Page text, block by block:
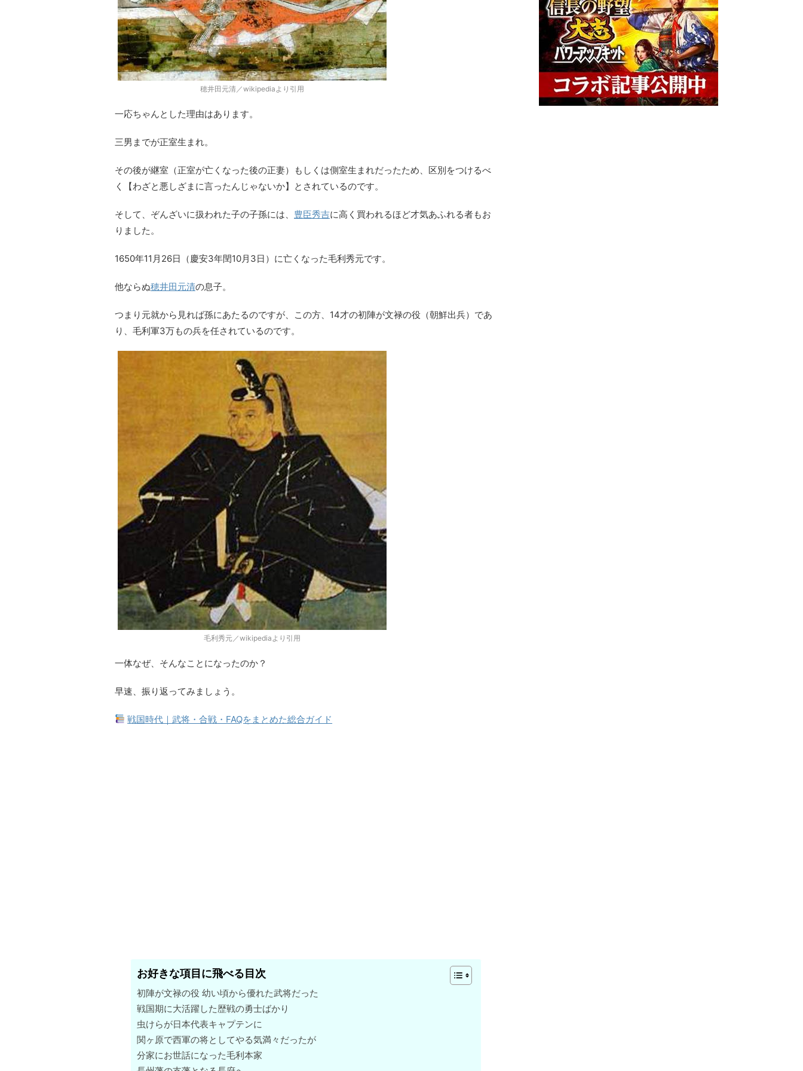
穂井田元清／wikipediaより引用
一応ちゃんとした理由はあります。
三男までが正室生まれ。
その後が継室（正室が亡くなった後の正妻）もしくは側室生まれだったため、区別をつけるべ
く【わざと悪しざまに言ったんじゃないか】とされているのです。
そして、ぞんざいに扱われた子の子孫には、 豊臣秀吉に高く買われるほど才気あふれる者もお
りました。
1650年11月26日（慶安3年閏10月3日）に亡くなった毛利秀元です。
他ならぬ穂井田元清の息子。
つまり元就から見れば孫にあたるのですが、この方、14才の初陣が文禄の役（朝鮮出兵）であ
り、毛利軍3万もの兵を任されているのです。
毛利秀元／wikipediaより引用
一体なぜ、そんなことになったのか？
早速、振り返ってみましょう。
戦国時代｜武将・合戦・FAQをまとめた総合ガイド
お好きな項目に飛べる目次
初陣が文禄の役 幼い頃から優れた武将だった
戦国期に大活躍した歴戦の勇士ばかり
虫けらが日本代表キャプテンに
関ヶ原で西軍の将としてやる気満々だったが
分家にお世話になった毛利本家